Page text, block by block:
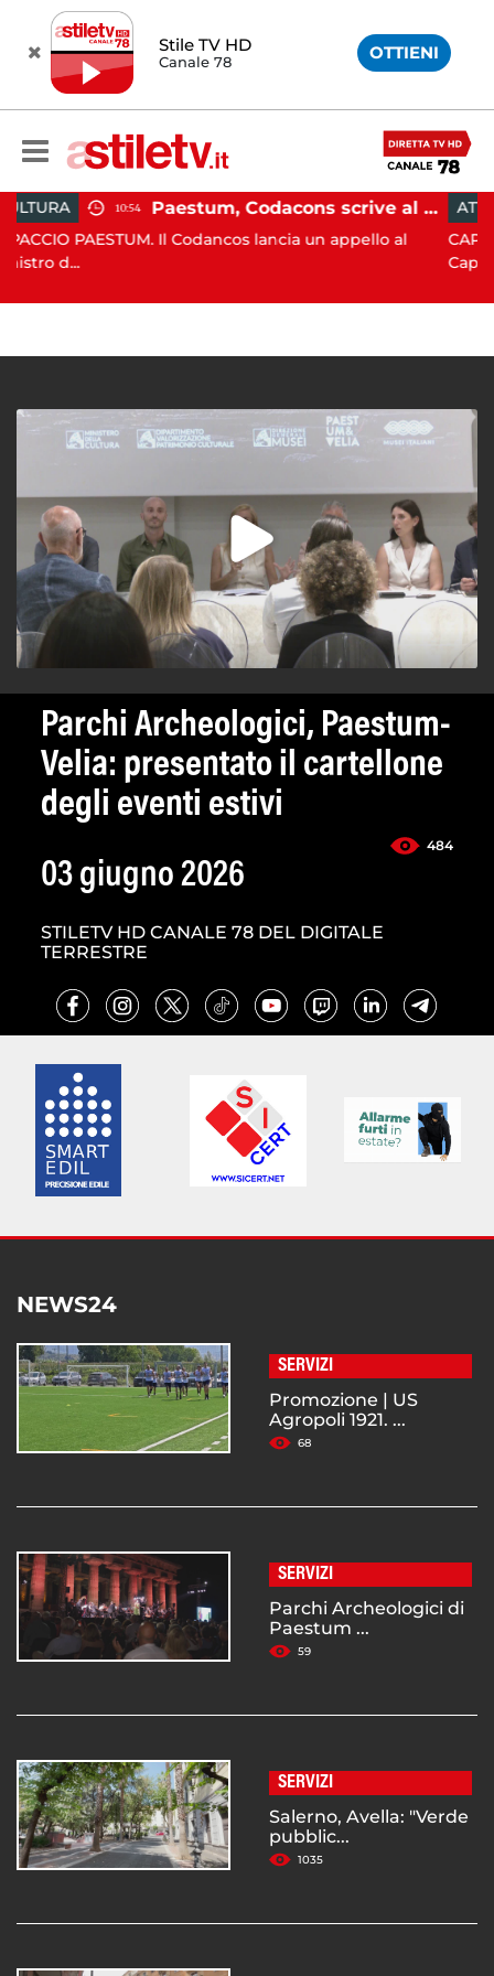
Stile TV HD
Canale 78 OTTIENI
10:54 Paestum, Codacons scrive al ministro Giuli: "Rilanciare scavi dell'Anfiteatro nell'area archeologica"
Il Codancos lancia un appello al
ATTUALITÀ
CAPACCIO
Capaccio Paes...
Parchi Archeologici, Paestum-
Velia: presentato il cartellone
degli eventi estivi
484
03 giugno 2026
STILETV HD CANALE 78 DEL DIGITALE
TERRESTRE
NEWS24
SERVIZI
Promozione | US
Agropoli 1921. ...
68
SERVIZI
Parchi Archeologici di
Paestum ...
59
SERVIZI
Salerno, Avella: "Verde
pubblic...
1035